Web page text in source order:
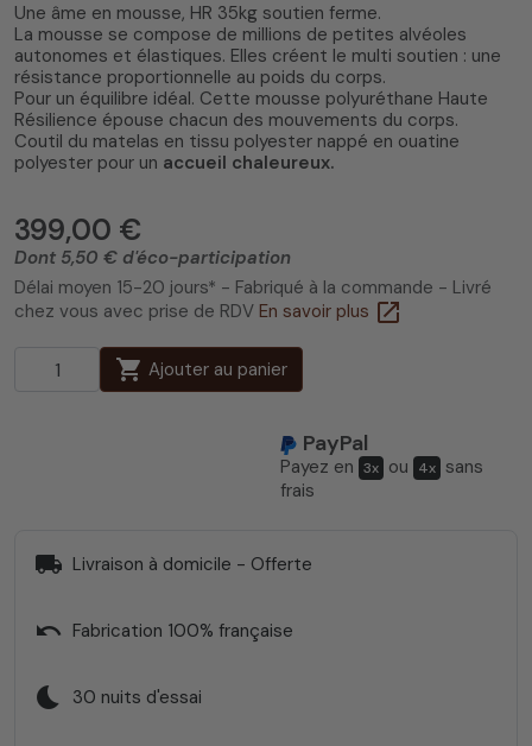
5/5(2 avis)
Une âme en mousse, HR 35kg soutien ferme.
La mousse se compose de millions de petites alvéoles
autonomes et élastiques. Elles créent le multi soutien : une
résistance proportionnelle au poids du corps.
Pour un équilibre idéal. Cette mousse polyuréthane Haute
Résilience épouse chacun des mouvements du corps.
Coutil du matelas en tissu polyester nappé en ouatine
polyester pour un accueil chaleureux.
399,00 €
Dont 5,50 € d'éco-participation
Délai moyen 15-20 jours* - Fabriqué à la commande - Livré
chez vous avec prise de RDV En savoir plus open_in_new
shopping_cart Ajouter au panier
PayPal
Payez en 3x ou 4x sans
frais
local_shipping Livraison à domicile - Offerte
undo Fabrication 100% française
bedtime 30 nuits d'essai